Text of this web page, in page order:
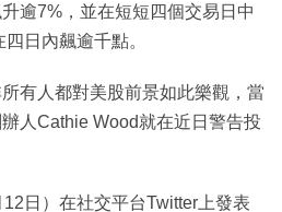
逾7%，並在短短四個交易日中
日內飆逾千點。
有人都對美股前景如此樂觀，當
人Cathie Wood就在近日警告投
12日）在社交平台Twitter上發表